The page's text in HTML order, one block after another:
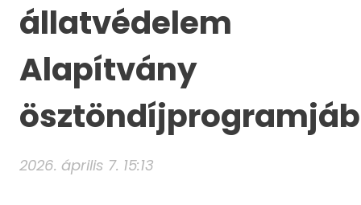
állatvédelem
Alapítvány
2026. április 7. 15:13